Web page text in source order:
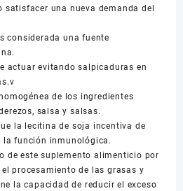
satisfacer una nueva demanda del
considerada una fuente
actuar evitando salpicaduras en
de los ingredientes
salsa y salsas.
la lecitina de soja incentiva de
función inmunológica.
de este suplemento alimenticio por
procesamiento de las grasas y
la capacidad de reducir el exceso